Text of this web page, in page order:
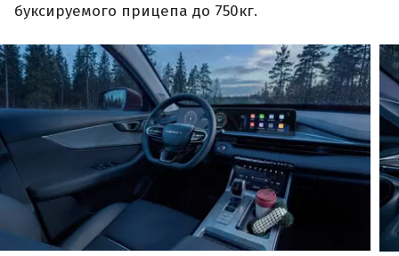
буксируемого прицепа до 750кг.